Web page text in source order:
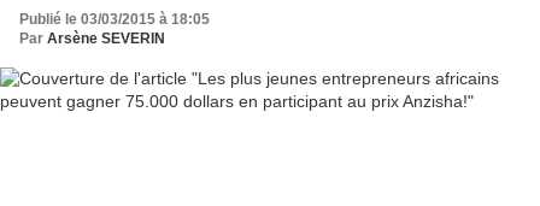
Publié le 03/03/2015 à 18:05
Par Arsène SEVERIN